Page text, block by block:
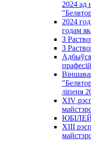
2024 ад
2024
годам
З
З
ліпеня
XIV
XIII